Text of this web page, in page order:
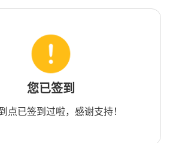
您已签到
点已签到过啦，感谢支持！